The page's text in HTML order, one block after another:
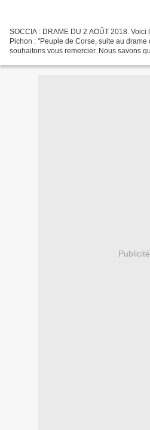
SOCCIA : DRAME DU 2 AOÛT 2018.
Pichon : "Peuple de Corse, suite au
souhaitons vous remercier. Nous savons
Publicité